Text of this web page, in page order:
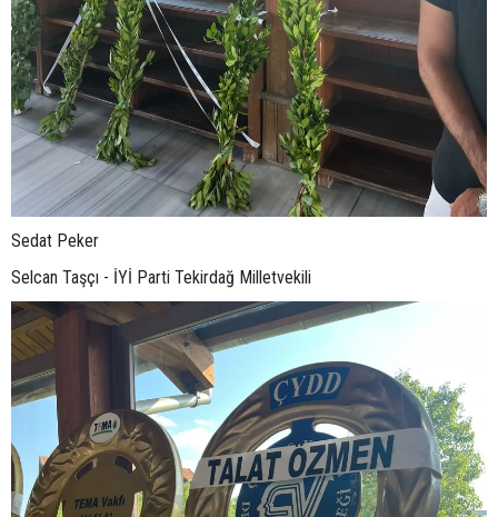
Sedat Peker
Selcan Taşçı - İYİ Parti Tekirdağ Milletvekili